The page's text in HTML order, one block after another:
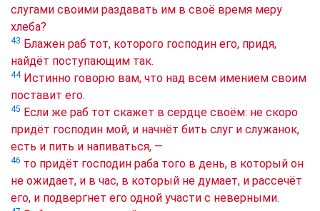
слугами своими раздавать им в своё время меру
хлеба?
43 Блажен раб тот, которого господин его, придя,
найдёт поступающим так.
44 Истинно говорю вам, что над всем имением своим
поставит его.
45 Если же раб тот скажет в сердце своём: не скоро
придёт господин мой, и начнёт бить слуг и служанок,
есть и пить и напиваться, —
46 то придёт господин раба того в день, в который он
не ожидает, и в час, в который не думает, и рассечёт
его, и подвергнет его одной участи с неверными.